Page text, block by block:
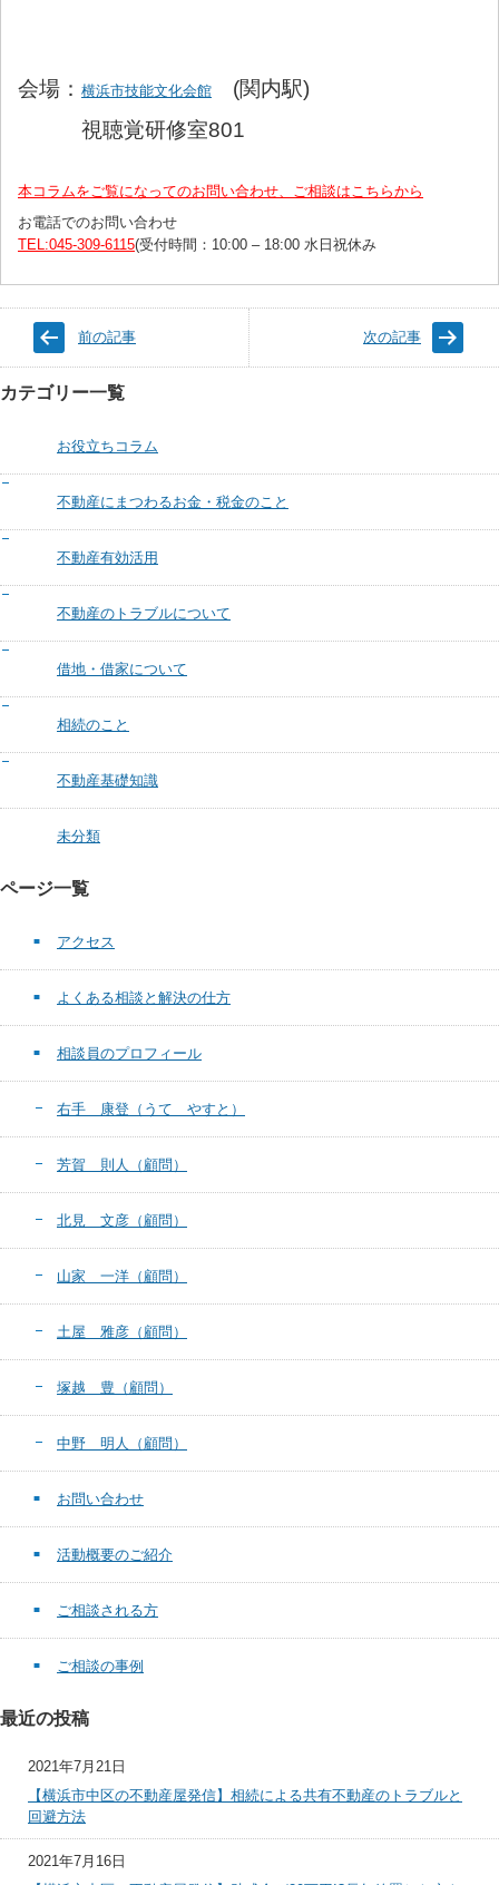
会場： 横浜市技能文化会館
(関内駅)
視聴覚研修室801
本コラムをご覧になってのお問い合わせ、ご相談はこちらから
お電話でのお問い合わせ
TEL:045-309-6115(受付時間：10:00 – 18:00 水日祝休み
前の記事 次の記事
カテゴリー一覧
お役立ちコラム
不動産にまつわるお金・税金のこと
不動産有効活用
不動産のトラブルについて
借地・借家について
相続のこと
不動産基礎知識
未分類
ページ一覧
アクセス
よくある相談と解決の仕方
相談員のプロフィール
右手 康登（うて やすと）
芳賀 則人（顧問）
北見 文彦（顧問）
山家 一洋（顧問）
土屋 雅彦（顧問）
塚越 豊（顧問）
中野 明人（顧問）
お問い合わせ
活動概要のご紹介
ご相談される方
ご相談の事例
最近の投稿
2021年7月21日
【横浜市中区の不動産屋発信】相続による共有不動産のトラブルと
回避方法
2021年7月16日